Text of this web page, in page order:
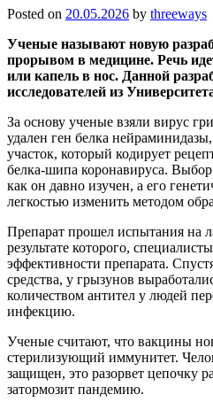
Posted on 20.05.2026 by threeways
Ученые называют новую
прорывом в медицине. Речь
или капель в нос. Данной
исследователей из
За основу ученые взяли вирус
удален ген белка
участок, который кодирует
белка-шипа коронавируса.
как он давно изучен, а его
легкостью изменить методом
Препарат прошел испытания на
результате которого,
эффективности препарата.
средства, у грызунов
количеством антител у людей
инфекцию.
Ученые считают, что вакцины
стерилизующий иммунитет.
защищен, это разорвет цепочку
затормозит пандемию.